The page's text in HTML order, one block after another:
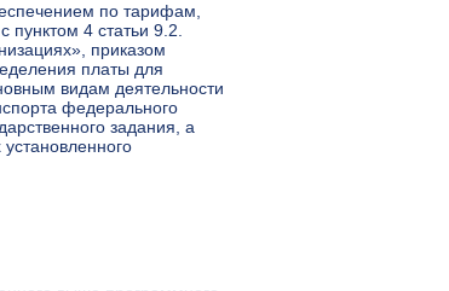
по тарифам,
4 статьи 9.2.
приказом
платы для
видам деятельности
федерального
задания, а